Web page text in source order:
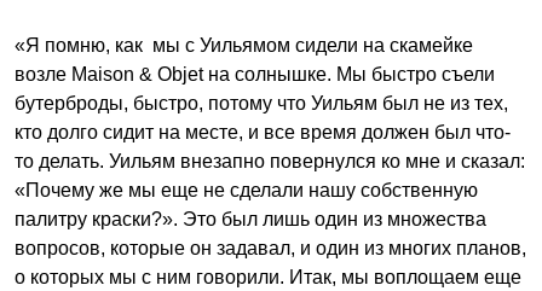
«Я помню, как мы с Уильямом сидели на скамейке
возле Maison & Objet на солнышке. Мы быстро съели
бутерброды, быстро, потому что Уильям был не из тех,
кто долго сидит на месте, и все время должен был что-
то делать. Уильям внезапно повернулся ко мне и сказал:
«Почему же мы еще не сделали нашу собственную
палитру краски?». Это был лишь один из множества
вопросов, которые он задавал, и один из многих планов,
о которых мы с ним говорили. Итак, мы воплощаем еще